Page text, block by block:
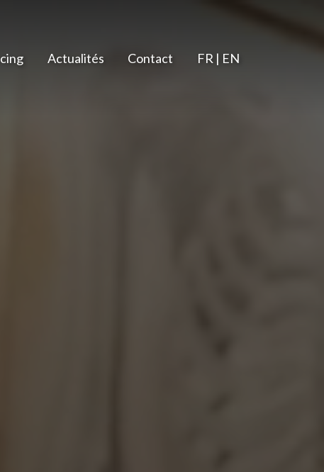
Actualités Contact FR | EN